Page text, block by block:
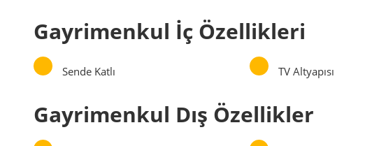
Gayrimenkul İç Özellikleri
Sende Katlı TV Altyapısı
Gayrimenkul Dış Özellikler